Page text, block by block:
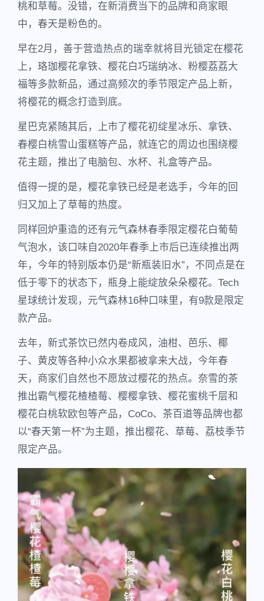
桃和草莓。没错，在新消费当下的品牌和商家眼
中，春天是粉色的。
早在2月，善于营造热点的瑞幸就将目光锁定在樱花
上，珞珈樱花拿铁、樱花白巧瑞纳冰、粉樱荔荔大
福等多款新品，通过高频次的季节限定产品上新，
将樱花的概念打造到底。
星巴克紧随其后，上市了樱花初绽星冰乐、拿铁、
春樱白桃雪山蛋糕等产品，就连它的周边也围绕樱
花主题，推出了电脑包、水杯、礼盒等产品。
值得一提的是，樱花拿铁已经是老选手，今年的回
归又加上了草莓的热度。
同样回炉重造的还有元气森林春季限定樱花白葡萄
气泡水，该口味自2020年春季上市后已连续推出两
年，今年的特别版本仍是“新瓶装旧水”，不同点是在
低于零下的状态下，瓶身上能绽放朵朵樱花。Tech
星球统计发现，元气森林16种口味里，有9款是限定
款产品。
去年，新式茶饮已然内卷成风，油柑、芭乐、椰
子、黄皮等各种小众水果都被拿来大战，今年春
天，商家们自然也不愿放过樱花的热点。奈雪的茶
推出霸气樱花楂楂莓、樱樱拿铁、樱花蜜桃千层和
樱花白桃软欧包等产品，CoCo、茶百道等品牌也都
以“春天第一杯”为主题，推出樱花、草莓、荔枝季节
限定产品。